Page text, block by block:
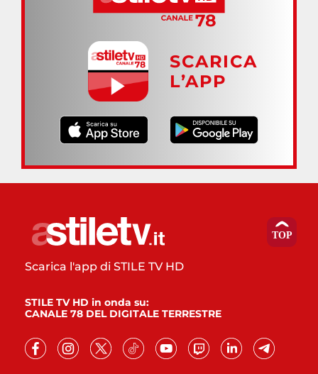
SCARICA
L’APP
Scarica l'app di STILE TV HD
STILE TV HD in onda su:
CANALE 78 DEL DIGITALE TERRESTRE